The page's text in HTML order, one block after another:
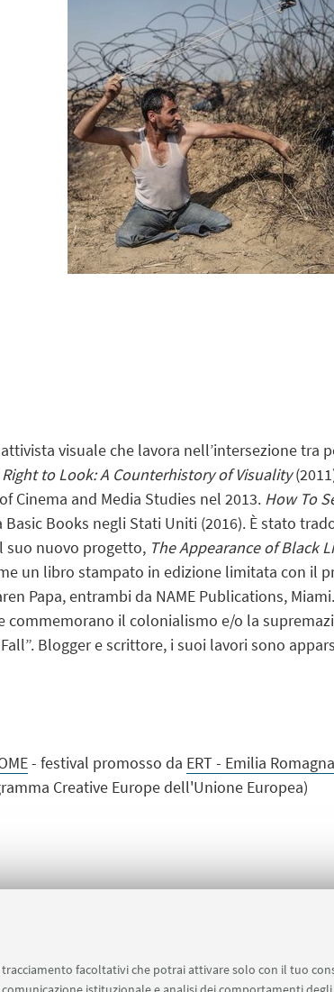
facoltativi che potrai attivare solo con il tuo
attivista visuale che lavora nell’intersezione tra
Right to Look: A Counterhistory of Visuality
Cinema and Media Studies nel 2013. How To
Books negli Stati Uniti (2016). È stato
suo nuovo progetto, The Appearance of Black
un libro stampato in edizione limitata con il
Papa, entrambi da NAME Publications,
il colonialismo e/o la
Blogger e scrittore, i suoi lavori sono
- festival promosso da ERT - Emilia
Creative Europe dell'Unione Europea)